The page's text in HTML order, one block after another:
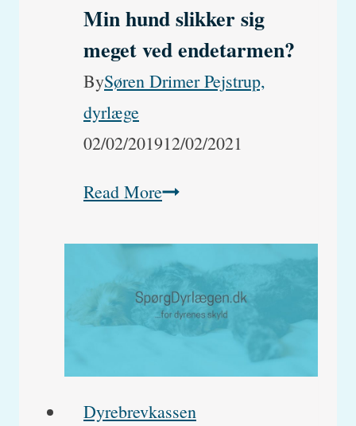
Min hund slikker sig
meget ved endetarmen?
BySøren Drimer Pejstrup,
dyrlæge
02/02/201912/02/2021
Read MoreMin
slikker
meget
endetarmen?
Dyrebrevkassen